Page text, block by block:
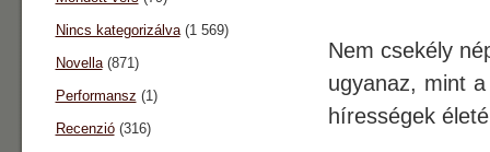
Nem csekély
ugyanaz, mint
hírességek
Nincs kategorizálva(1 569)
Novella(871)
Performansz (1)
Recenzió(316)